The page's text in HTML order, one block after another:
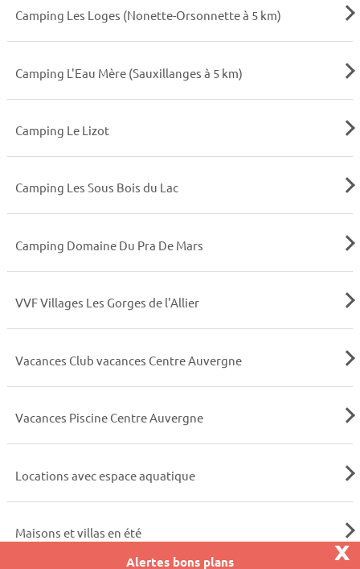
Alertes bons plans x
Camping Les Loges (Nonette-Orsonnette à 5 km)
Camping L'Eau Mère (Sauxillanges à 5 km)
Camping Le Lizot
Camping Les Sous Bois du Lac
Camping Domaine Du Pra De Mars
VVF Villages Les Gorges de l'Allier
Vacances Club vacances Centre Auvergne
Vacances Piscine Centre Auvergne
Locations avec espace aquatique
Maisons et villas en été